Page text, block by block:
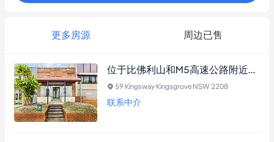
更多房源 周边已售
位于比佛利山和M5高速公路附近的精品办公室/商业场所
59 Kingsway Kingsgrove NSW 2208
联系中介